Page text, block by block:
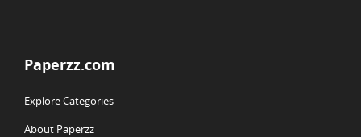
Paperzz.com
Explore Categories
About Paperzz